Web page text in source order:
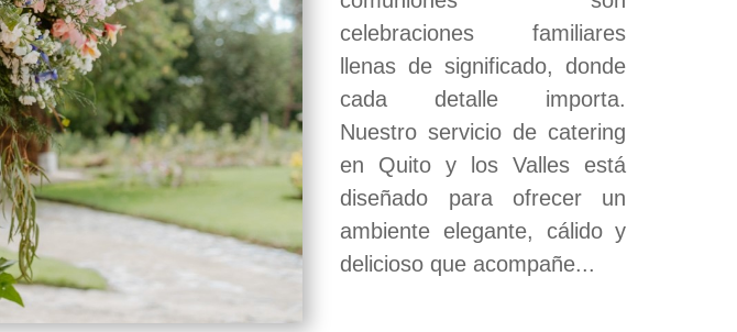
celebraciones familiares
llenas de significado, donde
cada detalle importa.
Nuestro servicio de catering
en Quito y los Valles está
diseñado para ofrecer un
ambiente elegante, cálido y
delicioso que acompañe...